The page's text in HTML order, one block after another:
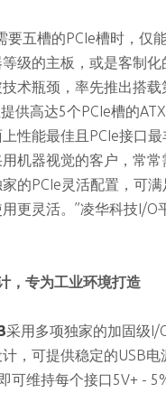
要五槽的PCIe槽时，仅
级的主板，或是客制化
术瓶颈，率先推出搭
供高达5个PCIe槽的
上性能最佳且PCIe接口
机器视觉的客户，常常
的PCIe灵活配置，可
更灵活。”凌华科技I/O
，专为工业环境打造
采用多项独家的加固级I/
，可提供稳定的USB电
可维持每个接口5V+ -